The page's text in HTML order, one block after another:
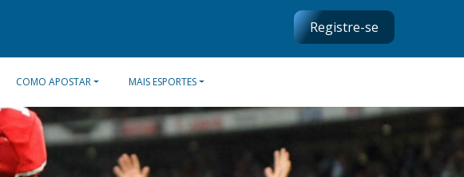
Registre-se
COMO APOSTAR MAIS ESPORTES